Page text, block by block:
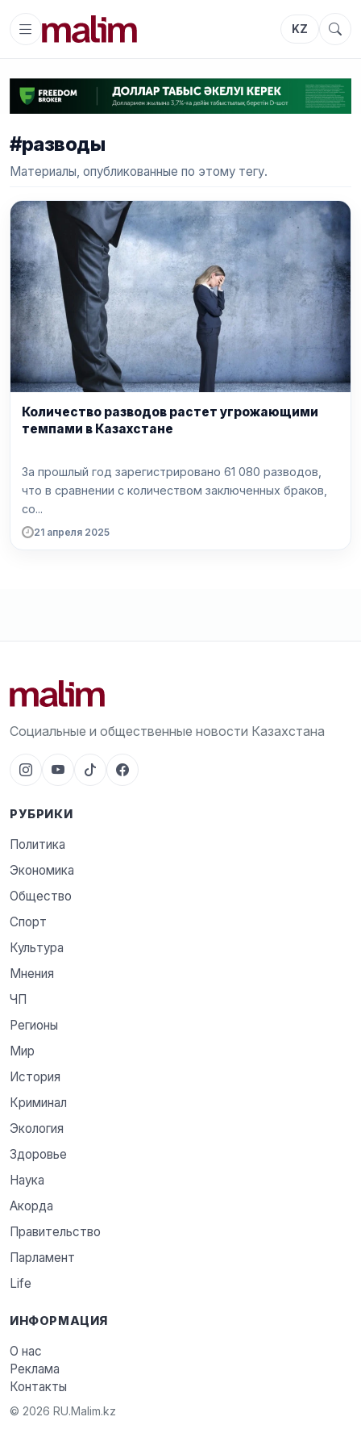
KZ
#разводы
Материалы, опубликованные по этому тегу.
Количество разводов растет угрожающими
темпами в Казахстане
За прошлый год зарегистрировано 61 080 разводов,
что в сравнении с количеством заключенных браков,
со...
21 апреля 2025
Социальные и общественные новости Казахстана
РУБРИКИ
Политика
Экономика
Общество
Спорт
Культура
Мнения
ЧП
Регионы
Мир
История
Криминал
Экология
Здоровье
Наука
Акорда
Правительство
Парламент
Life
ИНФОРМАЦИЯ
О нас
Реклама
Контакты
© 2026 RU.Malim.kz